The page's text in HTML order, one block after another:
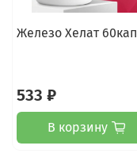
Железо Хелат 60кап
533 ₽
В корзину